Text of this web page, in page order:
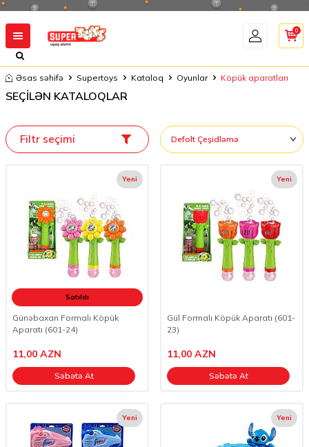
0
Əsas səhifə Supertoys Kataloq Oyunlar Köpük aparatları
SEÇİLƏN KATALOQLAR
Filtr seçimi
Yeni
Satıldı
Günəbaxan Formalı Köpük
Aparatı (601-24)
11,00 AZN
Səbətə At
Yeni
Gül Formalı Köpük Aparatı (601-
23)
11,00 AZN
Səbətə At
Yeni Yeni